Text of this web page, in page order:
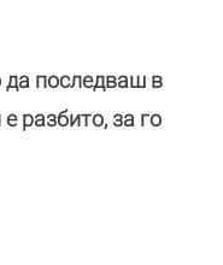
да последваш в
разбито, за го